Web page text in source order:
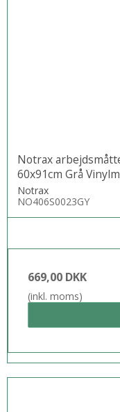
Notrax
60x91cm Grå
Notrax
NO406S0023GY
669,00 DKK
(inkl. moms)